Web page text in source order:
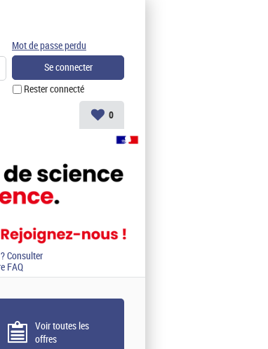
Rester connecté
Mot de passe perdu
0
Consulter
FAQ
Voir toutes les
offres